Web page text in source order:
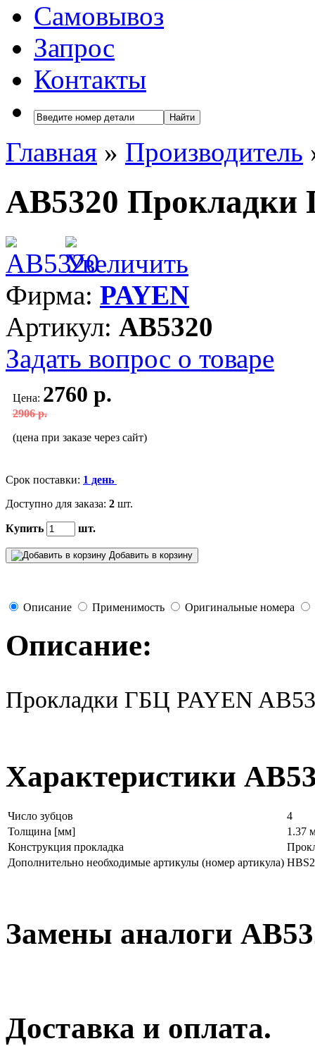
Самовывоз
Запрос
Контакты
Найти
Главная » Производитель
AB5320
Фирма: PAYEN
Артикул: AB5320
Задать вопрос о товаре
Цена: 2760 р.
2906 р.
(цена при заказе через сайт)
Срок поставки: 1 день
Доступно для заказа: 2 шт.
Купить шт.
Добавить в корзину
Описание Применимость Оригинальные номера
Описание:
Прокладки ГБЦ PAYEN
Характеристики
Число зубцов
4
Толщина [мм]
1.37
Конструкция прокладка
Дополнительно необходимые артикулы (номер артикула)
Замены аналоги
Доставка и оплата.